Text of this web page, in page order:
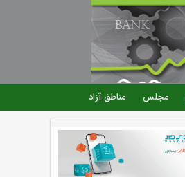
مجلس مناطق آزاد